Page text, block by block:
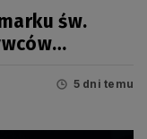
św.
5 dni temu